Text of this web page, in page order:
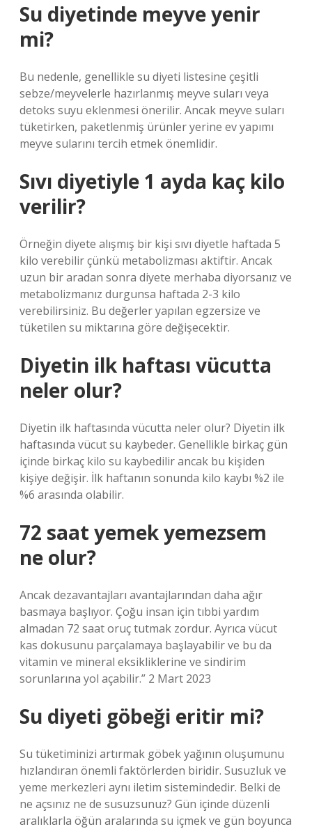
Su diyetinde meyve yenir
mi?
Bu nedenle, genellikle su diyeti listesine çeşitli
sebze/meyvelerle hazırlanmış meyve suları veya
detoks suyu eklenmesi önerilir. Ancak meyve suları
tüketirken, paketlenmiş ürünler yerine ev yapımı
meyve sularını tercih etmek önemlidir.
Sıvı diyetiyle 1 ayda kaç kilo
verilir?
Örneğin diyete alışmış bir kişi sıvı diyetle haftada 5
kilo verebilir çünkü metabolizması aktiftir. Ancak
uzun bir aradan sonra diyete merhaba diyorsanız ve
metabolizmanız durgunsa haftada 2-3 kilo
verebilirsiniz. Bu değerler yapılan egzersize ve
tüketilen su miktarına göre değişecektir.
Diyetin ilk haftası vücutta
neler olur?
Diyetin ilk haftasında vücutta neler olur? Diyetin ilk
haftasında vücut su kaybeder. Genellikle birkaç gün
içinde birkaç kilo su kaybedilir ancak bu kişiden
kişiye değişir. İlk haftanın sonunda kilo kaybı %2 ile
%6 arasında olabilir.
72 saat yemek yemezsem
ne olur?
Ancak dezavantajları avantajlarından daha ağır
basmaya başlıyor. Çoğu insan için tıbbi yardım
almadan 72 saat oruç tutmak zordur. Ayrıca vücut
kas dokusunu parçalamaya başlayabilir ve bu da
vitamin ve mineral eksikliklerine ve sindirim
sorunlarına yol açabilir.” 2 Mart 2023
Su diyeti göbeği eritir mi?
Su tüketiminizi artırmak göbek yağının oluşumunu
hızlandıran önemli faktörlerden biridir. Susuzluk ve
yeme merkezleri aynı iletim sistemindedir. Belki de
ne açsınız ne de susuzsunuz? Gün içinde düzenli
aralıklarla öğün aralarında su içmek ve gün boyunca